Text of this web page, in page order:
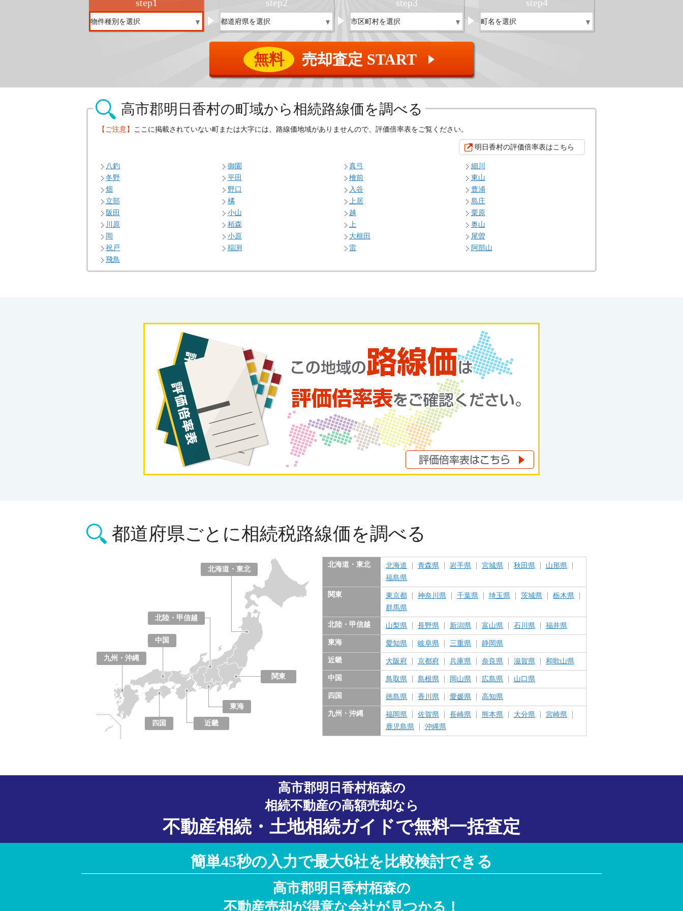
step1 step2 step3 step4
無料 売却査定 START ▲
高市郡明日香村の町域から相続路線価を調べる
【ご注意】 ここに掲載されていない町または大字には、路線価地域がありませんので、評価倍率表をご覧ください。
明日香村の評価倍率表はこちら
八釣 御園 真弓
細川
冬野
平田 檜前
東山
畑
野口 入谷
豊浦
立部
橘 上居
島庄
阪田
小山 越
栗原
川原
栢森 上
奥山
岡
小原 大根田
尾曽
祝戸
稲渕 雷
阿部山
飛鳥
都道府県ごとに相続税路線価を調べる
北海道・東北
関東
北陸・甲信越
東海
愛知県
岐阜県
三重県
静岡県
近畿
中国
四国
九州・沖縄
北海道・東北 北海道 青森県 岩手県 宮城県 秋田県
山形県
福島県
関東 東京都 神奈川県 千葉県 埼玉県 茨城県
栃木県
群馬県
北陸・甲信越 山梨県 長野県 新潟県 富山県 石川県 福井県
東海 愛知県 岐阜県 三重県 静岡県
近畿 大阪府 京都府 兵庫県 奈良県 滋賀県 和歌山県
中国 鳥取県 島根県 岡山県 広島県 山口県
四国 徳島県 香川県 愛媛県 高知県
九州・沖縄 福岡県 佐賀県 長崎県 熊本県 大分県
宮崎県
鹿児島県
沖縄県
高市郡明日香村栢森の
相続不動産の高額売却なら
不動産相続・土地相続ガイドで無料一括査定
簡単45秒の入力で最大6社を比較検討できる
高市郡明日香村栢森の
不動産売却が得意な会社が見つかる！